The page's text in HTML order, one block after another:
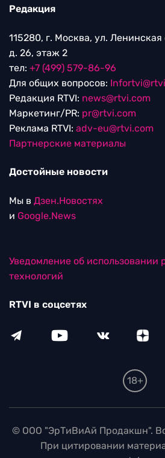
Редакция
115280, г. Москва, ул. Ленинская
д. 26, этаж 2
тел: +7 (499) 579-86-96
Для общих вопросов:
Редакция RTVI: news@rtvi.com
Маркетинг/PR: pr@rtvi.com
Реклама RTVI: adv-eu@rtvi.com
Партнерские материалы
Достойные новости
Мы в Дзен.Новостях
и Google.News
Уведомление об использовании
технологий
RTVI в соцсетях
18+
© ООО "ЭрТиВиАй Продакшн".
При цитировании